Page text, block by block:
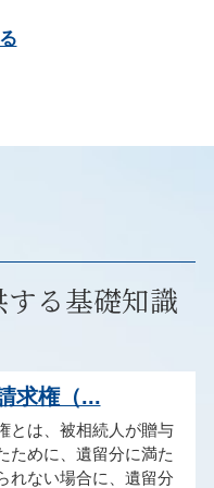
る基礎知識
求権（...
とは、被相続人が贈与
ために、遺留分に満た
れない場合に、遺留分